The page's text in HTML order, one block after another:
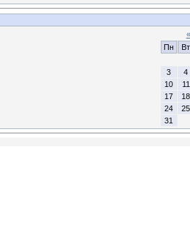
«
Пн
Вт
3
4
10
11
17
18
24
25
31